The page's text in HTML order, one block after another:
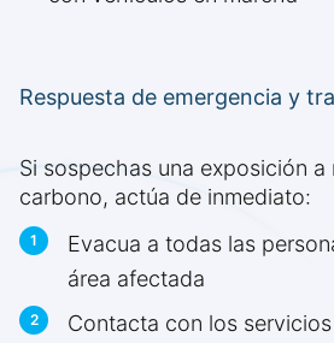
Respuesta de emergencia y
Si sospechas una exposición
carbono, actúa de inmediato:
Evacua a todas las
área afectada
Contacta con los